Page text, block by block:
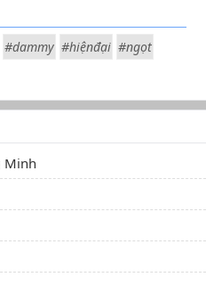
#dammy #hiệnđại #ngọt
Minh